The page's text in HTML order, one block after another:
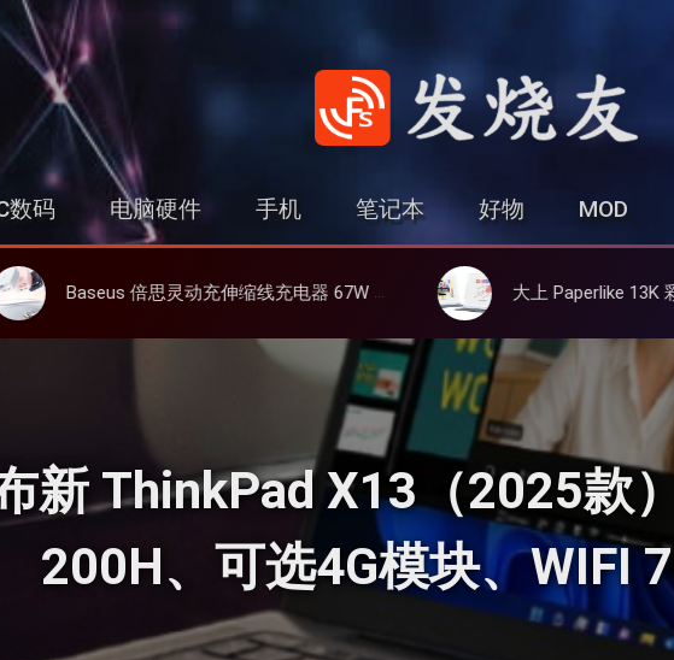
发烧友
数码 电脑硬件 手机 笔记本 好物 MOD
线充电器 67W 3C，超耐用可伸缩线、氮化镓、3C多设备同时充 大上 Paperlike 13K 彩屏版显示屏，13.3英寸高刷彩色墨
新 ThinkPad X13（2025款
200H、可选4G模块、WIFI